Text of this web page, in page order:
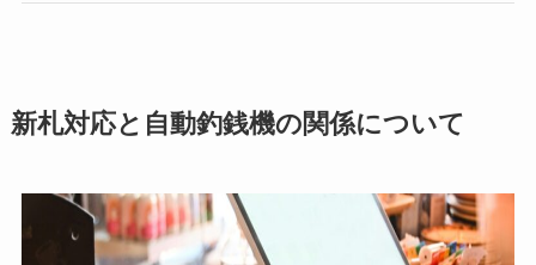
新札対応と自動釣銭機の関係について